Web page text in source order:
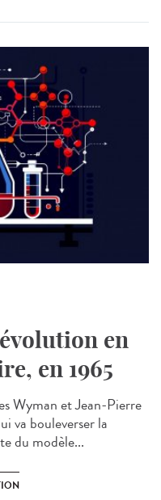
en
en 1965
Wyman et Jean-Pierre
va bouleverser la
du modèle...